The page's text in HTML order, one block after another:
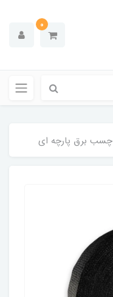
0
چسب برق پارچه ای